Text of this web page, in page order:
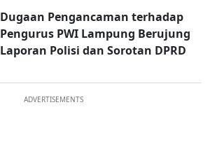
Dugaan Pengancaman terhadap
Pengurus PWI Lampung Berujung
Laporan Polisi dan Sorotan DPRD
ADVERTISEMENTS